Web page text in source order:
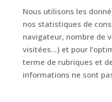
Nous utilisons les
nos statistiques de
navigateur, nombre de
visitées…) et pour
terme de rubriques et
informations ne sont